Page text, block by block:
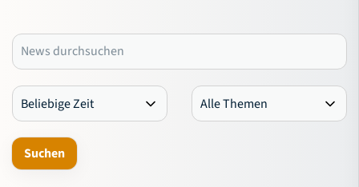
Newsletter
Sport
Bildung